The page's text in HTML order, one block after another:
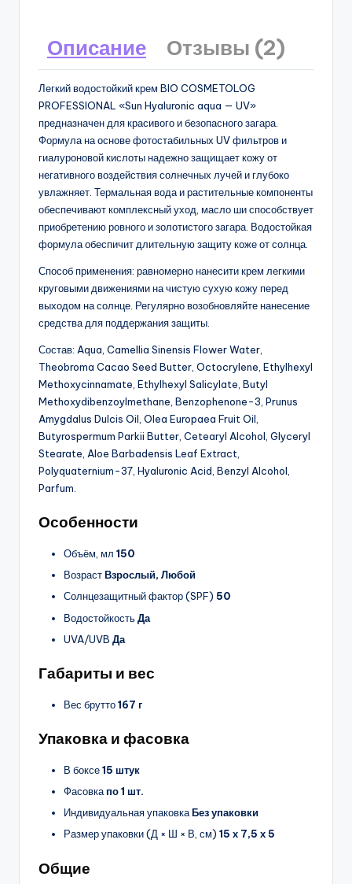
Описание Отзывы (2)
Легкий водостойкий крем BIO COSMETOLOG
PROFESSIONAL «Sun Hyaluronic aqua — UV»
предназначен для красивого и безопасного загара.
Формула на основе фотостабильных UV фильтров и
гиалуроновой кислоты надежно защищает кожу от
негативного воздействия солнечных лучей и глубоко
увлажняет. Термальная вода и растительные компоненты
обеспечивают комплексный уход, масло ши способствует
приобретению ровного и золотистого загара. Водостойкая
формула обеспичит длительную защиту коже от солнца.
Способ применения: равномерно нанесити крем легкими
круговыми движениями на чистую сухую кожу перед
выходом на солнце. Регулярно возобновляйте нанесение
средства для поддержания защиты.
Состав: Aqua, Camellia Sinensis Flower Water,
Theobroma Cacao Seed Butter, Octocrylene, Ethylhexyl
Methoxycinnamate, Ethylhexyl Salicylate, Butyl
Methoxydibenzoylmethane, Benzophenone-3, Prunus
Amygdalus Dulcis Oil, Olea Europaea Fruit Oil,
Butyrospermum Parkii Butter, Cetearyl Alcohol, Glyceryl
Stearate, Aloe Barbadensis Leaf Extract,
Polyquaternium-37, Hyaluronic Acid, Benzyl Alcohol,
Parfum.
Особенности
Объём, мл 150
ВозрастВзрослый, Любой
Солнцезащитный фактор (SPF) 50
ВодостойкостьДа
UVA/UVB Да
Габариты и вес
Вес брутто167 г
Упаковка и фасовка
В боксе15 штук
Фасовкапо 1 шт.
Индивидуальная упаковкаБез упаковки
Размер упаковки (Д × Ш × В, см) 15 х 7,5 х 5
Общие